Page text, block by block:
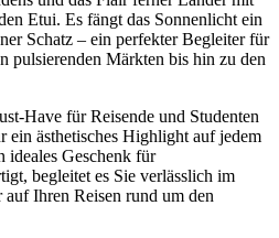
Etui. Es fängt das Sonnenlicht ein
Schatz – ein perfekter Begleiter für
pulsierenden Märkten bis hin zu den
Have für Reisende und Studenten
ein ästhetisches Highlight auf jedem
ideales Geschenk für
begleitet es Sie verlässlich im
Ihren Reisen rund um den